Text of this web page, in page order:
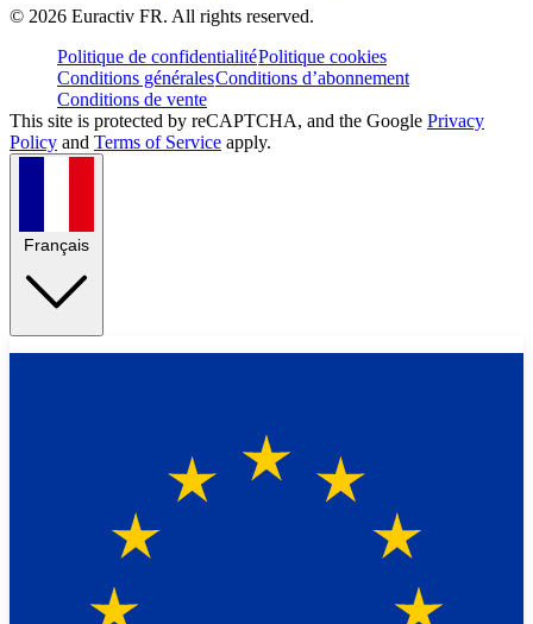
© 2026 Euractiv FR. All rights reserved.
Politique de confidentialitéPolitique cookies
Conditions généralesConditions d’abonnement
Conditions de vente
This site is protected by reCAPTCHA, and the Google Privacy
Policy and Terms of Service apply.
Français